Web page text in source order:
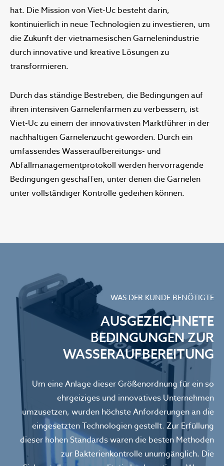
hat. Die Mission von Viet-Uc besteht darin,
kontinuierlich in neue Technologien zu investieren, um
die Zukunft der vietnamesischen Garnelenindustrie
durch innovative und kreative Lösungen zu
transformieren.
Durch das ständige Bestreben, die Bedingungen auf
ihren intensiven Garnelenfarmen zu verbessern, ist
Viet-Uc zu einem der innovativsten Marktführer in der
nachhaltigen Garnelenzucht geworden. Durch ein
umfassendes Wasseraufbereitungs- und
Abfallmanagementprotokoll werden hervorragende
Bedingungen geschaffen, unter denen die Garnelen
unter vollständiger Kontrolle gedeihen können.
WAS DER KUNDE BENÖTIGTE
AUSGEZEICHNETE
BEDINGUNGEN ZUR
WASSERAUFBEREITUNG
Um eine Anlage dieser Größenordnung für ein so
ehrgeiziges und innovatives Unternehmen
umzusetzen, wurden höchste Anforderungen an die
eingesetzten Technologien gestellt. Zur Erfüllung
dieser hohen Standards waren die besten Methoden
zur Bakterienkontrolle unumgänglich. Die